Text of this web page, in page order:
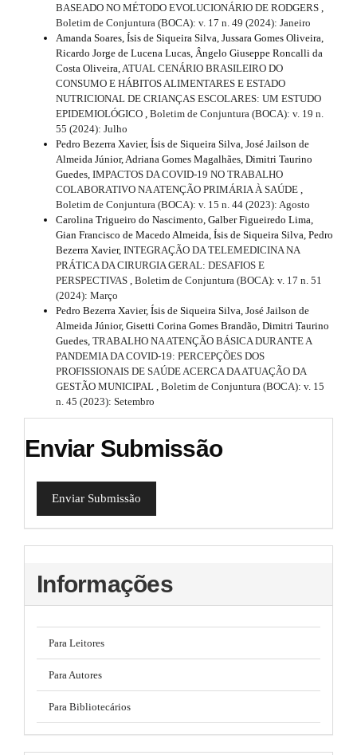
BASEADO NO MÉTODO EVOLUCIONÁRIO DE RODGERS ,
Boletim de Conjuntura (BOCA): v. 17 n. 49 (2024): Janeiro
Amanda Soares, Ísis de Siqueira Silva, Jussara Gomes Oliveira,
Ricardo Jorge de Lucena Lucas, Ângelo Giuseppe Roncalli da
Costa Oliveira,ATUAL CENÁRIO BRASILEIRO DO
CONSUMO E HÁBITOS ALIMENTARES E ESTADO
NUTRICIONAL DE CRIANÇAS ESCOLARES: UM ESTUDO
EPIDEMIOLÓGICO , Boletim de Conjuntura (BOCA): v. 19 n.
55 (2024): Julho
Pedro Bezerra Xavier, Ísis de Siqueira Silva, José Jailson de
Almeida Júnior, Adriana Gomes Magalhães, Dimitri Taurino
Guedes, IMPACTOS DA COVID-19 NO TRABALHO
COLABORATIVO NA ATENÇÃO PRIMÁRIA À SAÚDE ,
Boletim de Conjuntura (BOCA): v. 15 n. 44 (2023): Agosto
Carolina Trigueiro do Nascimento, Galber Figueiredo Lima,
Gian Francisco de Macedo Almeida, Ísis de Siqueira Silva, Pedro
Bezerra Xavier, INTEGRAÇÃO DA TELEMEDICINA NA
PRÁTICA DA CIRURGIA GERAL: DESAFIOS E
PERSPECTIVAS , Boletim de Conjuntura (BOCA): v. 17 n. 51
(2024): Março
Pedro Bezerra Xavier, Ísis de Siqueira Silva, José Jailson de
Almeida Júnior, Gisetti Corina Gomes Brandão, Dimitri Taurino
Guedes, TRABALHO NA ATENÇÃO BÁSICA DURANTE A
PANDEMIA DA COVID-19: PERCEPÇÕES DOS
PROFISSIONAIS DE SAÚDE ACERCA DA ATUAÇÃO DA
GESTÃO MUNICIPAL , Boletim de Conjuntura (BOCA): v. 15
n. 45 (2023): Setembro
Enviar Submissão
Enviar Submissão
Informações
Para Leitores
Para Autores
Para Bibliotecários